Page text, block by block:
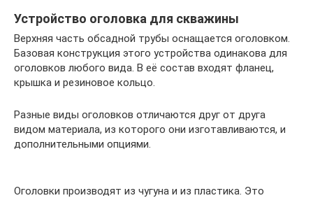
Устройство оголовка для скважины
Верхняя часть обсадной трубы оснащается оголовком.
Базовая конструкция этого устройства одинакова для
оголовков любого вида. В её состав входят фланец,
крышка и резиновое кольцо.
Разные виды оголовков отличаются друг от друга
видом материала, из которого они изготавливаются, и
дополнительными опциями.
Оголовки производят из чугуна и из пластика. Это